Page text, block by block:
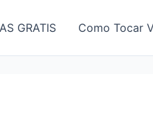
GRATIS Como Tocar